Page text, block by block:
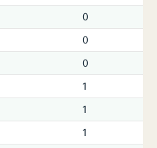
0
0
0
1
1
1